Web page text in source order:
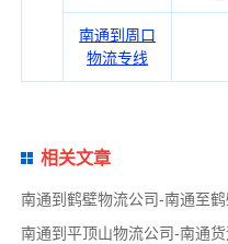
南通到周口
物流专线
相关文章
南通到鹤壁物流公司-南通至
南通到平顶山物流公司-南通